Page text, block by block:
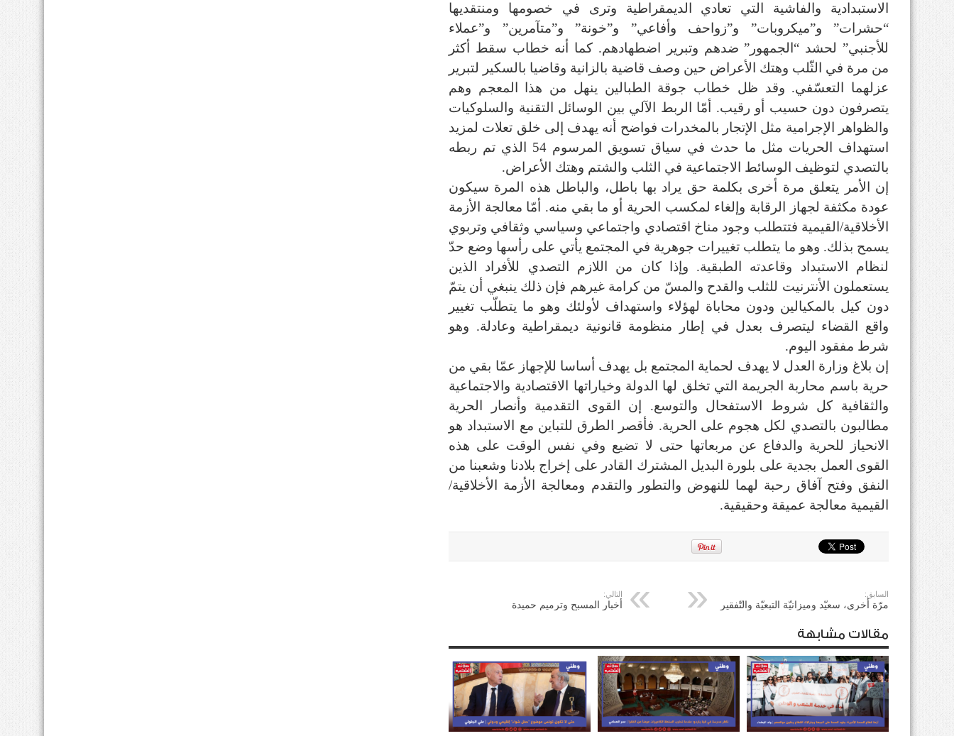
الاستبدادية والفاشية التي تعادي الديمقراطية وترى في خصومها ومنتقديها
“حشرات” و”ميكروبات” و”زواحف وأفاعي” و”خونة” و”متآمرين” و”عملاء
للأجنبي” لحشد “الجمهور” ضدهم وتبرير اضطهادهم. كما أنه خطاب سقط أكثر
من مرة في الثّلب وهتك الأعراض حين وصف قاضية بالزانية وقاضيا بالسكير لتبرير
عزلهما التعسّفي. وقد ظل خطاب جوقة الطبالين ينهل من هذا المعجم وهم
يتصرفون دون حسيب أو رقيب. أمّا الربط الآلي بين الوسائل التقنية والسلوكيات
والظواهر الإجرامية مثل الإتجار بالمخدرات فواضح أنه يهدف إلى خلق تعلات لمزيد
استهداف الحريات مثل ما حدث في سياق تسويق المرسوم 54 الذي تم ربطه
بالتصدي لتوظيف الوسائط الاجتماعية في الثلب والشتم وهتك الأعراض.
إن الأمر يتعلق مرة أخرى بكلمة حق يراد بها باطل، والباطل هذه المرة سيكون
عودة مكثفة لجهاز الرقابة وإلغاء لمكسب الحرية أو ما بقي منه. أمّا معالجة الأزمة
الأخلاقية/القيمية فتتطلب وجود مناخ اقتصادي واجتماعي وسياسي وثقافي وتربوي
يسمح بذلك. وهو ما يتطلب تغييرات جوهرية في المجتمع يأتي على رأسها وضع حدّ
لنظام الاستبداد وقاعدته الطبقية. وإذا كان من اللازم التصدي للأفراد الذين
يستعملون الأنترنيت للثلب والقدح والمسّ من كرامة غيرهم فإن ذلك ينبغي أن يتمّ
دون كيل بالمكيالين ودون محاباة لهؤلاء واستهداف لأولئك وهو ما يتطلّب تغيير
واقع القضاء ليتصرف بعدل في إطار منظومة قانونية ديمقراطية وعادلة. وهو
شرط مفقود اليوم.
إن بلاغ وزارة العدل لا يهدف لحماية المجتمع بل يهدف أساسا للإجهاز عمّا بقي من
حرية باسم محاربة الجريمة التي تخلق لها الدولة وخياراتها الاقتصادية والاجتماعية
والثقافية كل شروط الاستفحال والتوسع. إن القوى التقدمية وأنصار الحرية
مطالبون بالتصدي لكل هجوم على الحرية. فأقصر الطرق للتباين مع الاستبداد هو
الانحياز للحرية والدفاع عن مربعاتها حتى لا تضيع وفي نفس الوقت على هذه
القوى العمل بجدية على بلورة البديل المشترك القادر على إخراج بلادنا وشعبنا من
النفق وفتح آفاق رحبة لهما للنهوض والتطور والتقدم ومعالجة الأزمة الأخلاقية/
القيمية معالجة عميقة وحقيقية.
السابق:
مرّة أخرى، سعيّد وميزانيّة التبعيّة والتّفقير
التالي:
أخبار المسبح وترميم حميدة
مقالات مشابهة